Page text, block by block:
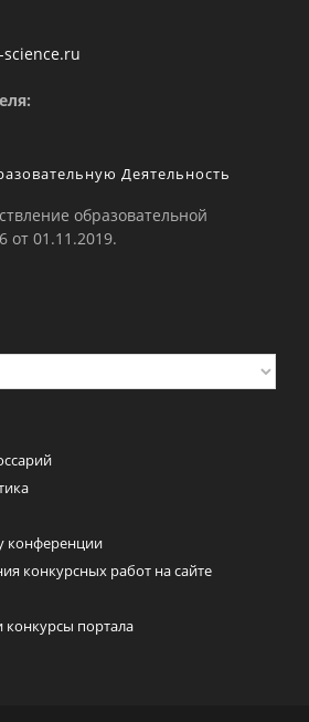
science.ru
Деятельность
образовательной
от 01.11.2019.
конференции
конкурсных работ на сайте
конкурсы портала